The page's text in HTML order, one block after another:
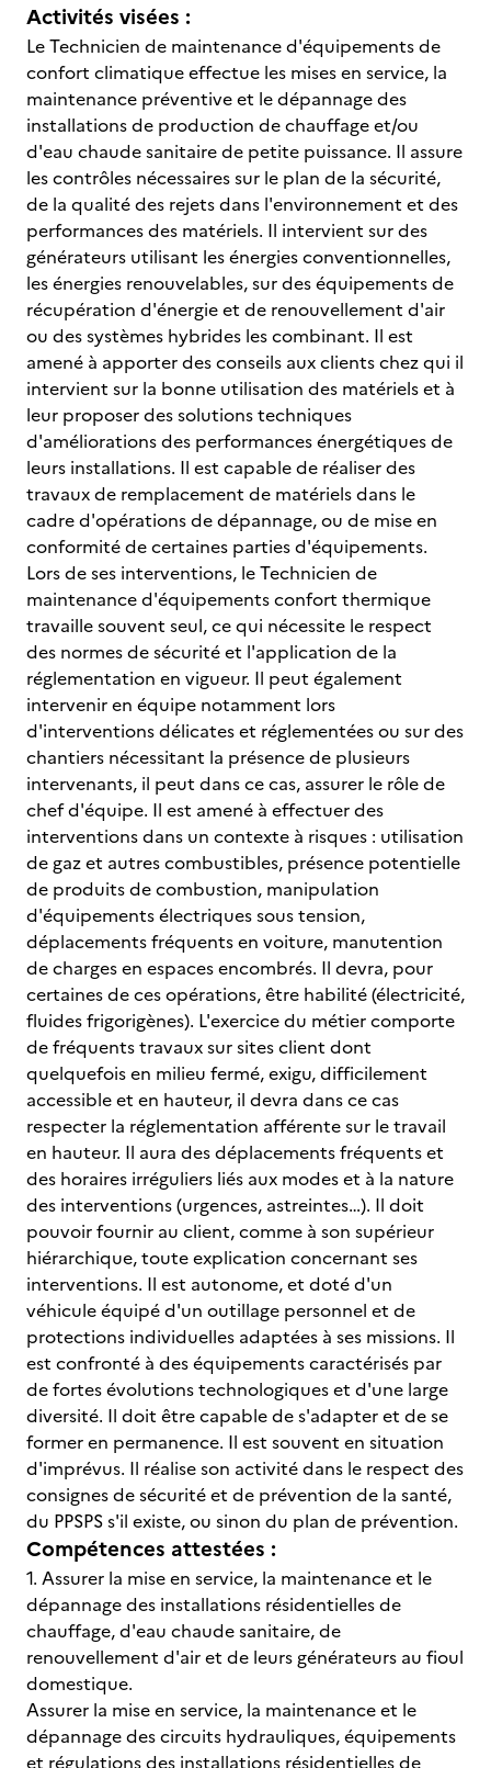
Activités visées :
Le Technicien de maintenance d'équipements de
confort climatique effectue les mises en service, la
maintenance préventive et le dépannage des
installations de production de chauffage et/ou
d'eau chaude sanitaire de petite puissance. Il assure
les contrôles nécessaires sur le plan de la sécurité,
de la qualité des rejets dans l'environnement et des
performances des matériels. Il intervient sur des
générateurs utilisant les énergies conventionnelles,
les énergies renouvelables, sur des équipements de
récupération d'énergie et de renouvellement d'air
ou des systèmes hybrides les combinant. Il est
amené à apporter des conseils aux clients chez qui il
intervient sur la bonne utilisation des matériels et à
leur proposer des solutions techniques
d'améliorations des performances énergétiques de
leurs installations. Il est capable de réaliser des
travaux de remplacement de matériels dans le
cadre d'opérations de dépannage, ou de mise en
conformité de certaines parties d'équipements.
Lors de ses interventions, le Technicien de
maintenance d'équipements confort thermique
travaille souvent seul, ce qui nécessite le respect
des normes de sécurité et l'application de la
réglementation en vigueur. Il peut également
intervenir en équipe notamment lors
d'interventions délicates et réglementées ou sur des
chantiers nécessitant la présence de plusieurs
intervenants, il peut dans ce cas, assurer le rôle de
chef d'équipe. Il est amené à effectuer des
interventions dans un contexte à risques : utilisation
de gaz et autres combustibles, présence potentielle
de produits de combustion, manipulation
d'équipements électriques sous tension,
déplacements fréquents en voiture, manutention
de charges en espaces encombrés. Il devra, pour
certaines de ces opérations, être habilité (électricité,
fluides frigorigènes). L'exercice du métier comporte
de fréquents travaux sur sites client dont
quelquefois en milieu fermé, exigu, difficilement
accessible et en hauteur, il devra dans ce cas
respecter la réglementation afférente sur le travail
en hauteur. Il aura des déplacements fréquents et
des horaires irréguliers liés aux modes et à la nature
des interventions (urgences, astreintes…). Il doit
pouvoir fournir au client, comme à son supérieur
hiérarchique, toute explication concernant ses
interventions. Il est autonome, et doté d'un
véhicule équipé d'un outillage personnel et de
protections individuelles adaptées à ses missions. Il
est confronté à des équipements caractérisés par
de fortes évolutions technologiques et d'une large
diversité. Il doit être capable de s'adapter et de se
former en permanence. Il est souvent en situation
d'imprévus. Il réalise son activité dans le respect des
consignes de sécurité et de prévention de la santé,
du PPSPS s'il existe, ou sinon du plan de prévention.
Compétences attestées :
1. Assurer la mise en service, la maintenance et le
dépannage des installations résidentielles de
chauffage, d'eau chaude sanitaire, de
renouvellement d'air et de leurs générateurs au fioul
domestique.
Assurer la mise en service, la maintenance et le
dépannage des circuits hydrauliques, équipements
et régulations des installations résidentielles de